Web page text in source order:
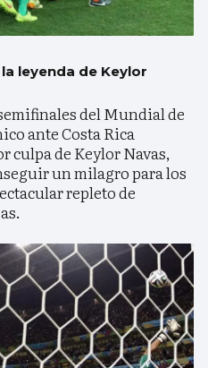
leyenda de Keylor
del Mundial de
ante Costa Rica
culpa de Keylor Navas,
un milagro para los
repleto de